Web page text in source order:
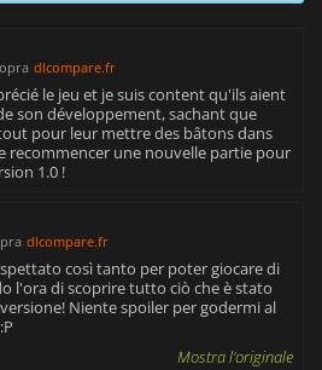
dlcompare.fr
le jeu et je suis content qu'ils aient
son développement, sachant que
pour leur mettre des bâtons dans
recommencer une nouvelle partie pour
1.0 !
dlcompare.fr
così tanto per poter giocare di
l'ora di scoprire tutto ciò che è stato
Niente spoiler per godermi al
Mostra l'originale